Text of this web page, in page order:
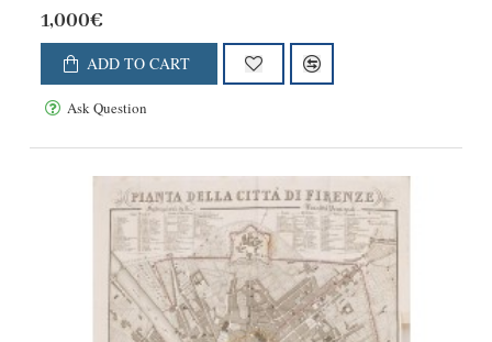
1,000€
ADD TO CART
Ask Question